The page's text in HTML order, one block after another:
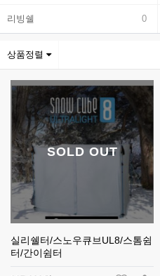
리빙쉘 0
상품정렬
SOLD OUT
실리쉘터/스노우큐브UL8/스톰쉼
터/간이쉼터